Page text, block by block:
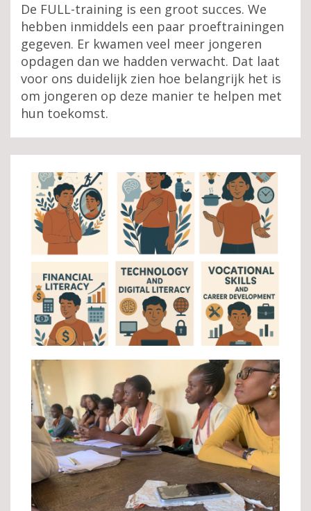
De FULL-training is een groot succes. We
hebben inmiddels een paar proeftrainingen
gegeven. Er kwamen veel meer jongeren
opdagen dan we hadden verwacht. Dat laat
voor ons duidelijk zien hoe belangrijk het is
om jongeren op deze manier te helpen met
hun toekomst.